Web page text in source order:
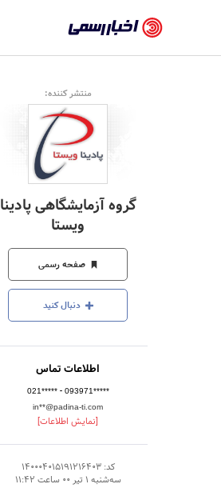
رسمی
-
اخبار
تایید
شده
شرکت‌ها،
سازمان‌ها
و
روابط
عمومی‌ها
منتشر کننده:
گروه آزمایشگاهی پادینا
ویستا
صفحه رسمی
دنبال کنید
اطلاعات تماس
021***** - 093971*****
in**@padina-ti.com
[نمایش اطلاعات]
کد: 140004015191216403
سه‌شنبه 1 تیر 00 ساعت 11:42